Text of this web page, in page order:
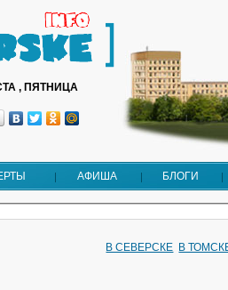
, ПЯТНИЦА
АФИША БЛОГИ
В СЕВЕРСКЕ В